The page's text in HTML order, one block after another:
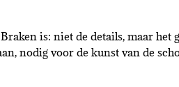
is: niet de details, maar
nodig voor de kunst van de